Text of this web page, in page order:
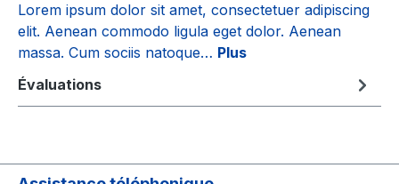
Lorem ipsum dolor sit amet, consectetuer adipiscing
elit. Aenean commodo ligula eget dolor. Aenean
massa. Cum sociis natoque… Plus
Évaluations